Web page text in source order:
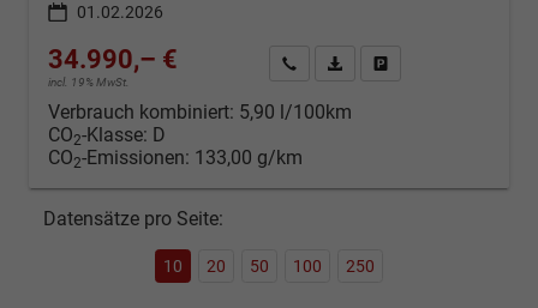
01.02.2026
34.990,– €
incl. 19% MwSt.
Kontakt & Angebot anfordern
PDF-Datei, Fahrzeugexposé
Verbrauch kombiniert: 5,90 l/100km
CO2-Klasse: D
CO2-Emissionen: 133,00 g/km
Datensätze pro Seite:
10 20 50 100 250